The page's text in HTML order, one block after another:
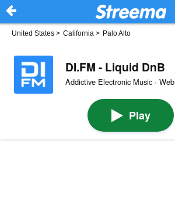
United States > California > Palo Alto
DI.FM - Liquid DnB
Addictive Electronic Music · Web
Play